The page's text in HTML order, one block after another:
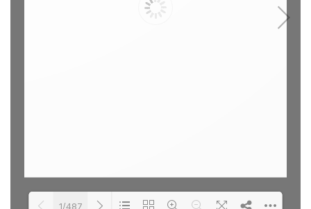
1/487